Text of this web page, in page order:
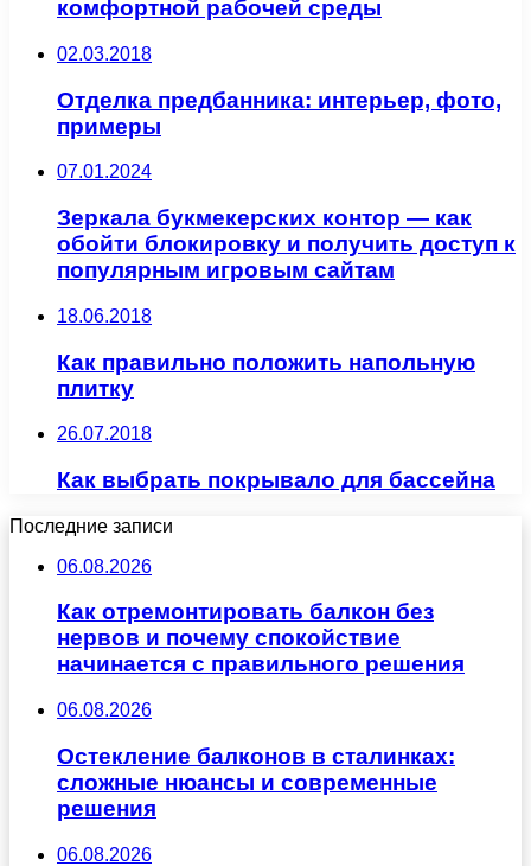
комфортной рабочей среды
02.03.2018
Отделка предбанника: интерьер, фото,
примеры
07.01.2024
Зеркала букмекерских контор — как
обойти блокировку и получить доступ к
популярным игровым сайтам
18.06.2018
Как правильно положить напольную
плитку
26.07.2018
Как выбрать покрывало для бассейна
Последние записи
06.08.2026
Как отремонтировать балкон без
нервов и почему спокойствие
начинается с правильного решения
06.08.2026
Остекление балконов в сталинках:
сложные нюансы и современные
решения
06.08.2026